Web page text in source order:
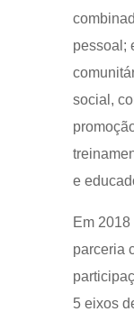
pessoal;
social,
e
Em
parceria
5 eixos